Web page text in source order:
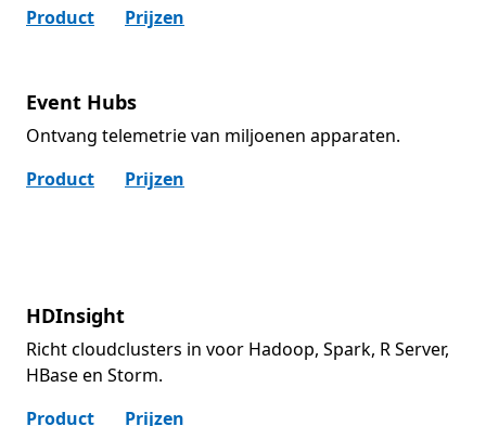
Product
Prijzen
Event Hubs
Ontvang telemetrie van miljoenen apparaten.
Product
Prijzen
HDInsight
Richt cloudclusters in voor Hadoop, Spark, R Server,
HBase en Storm.
Product
Prijzen